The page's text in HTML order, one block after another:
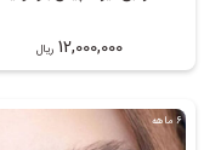
12,000,000 ریال
6 ماهه